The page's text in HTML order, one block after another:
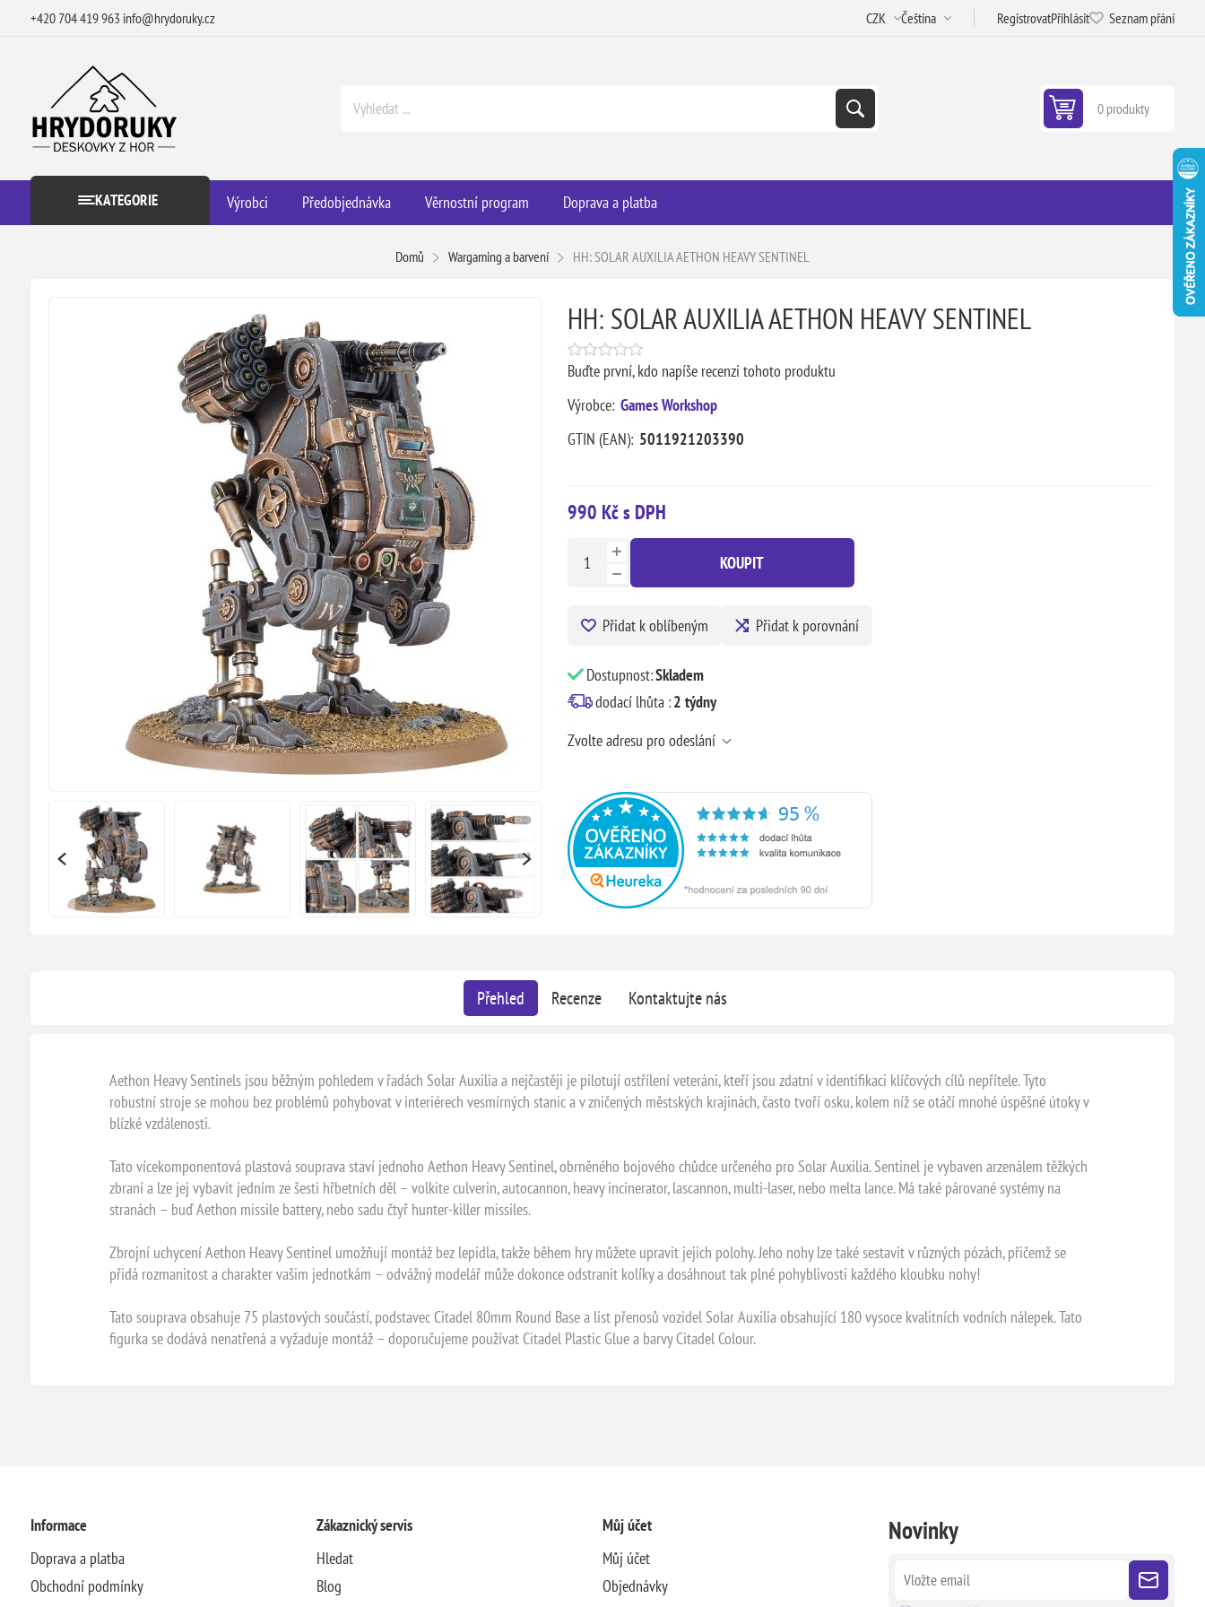
+420 704 419 963 info@hrydoruky.cz RegistrovatPřihlásit Seznam přání
0 produkty
KATEGORIE Výrobci Předobjednávka Věrnostní program Doprava a platba
Domů Wargaming a barvení HH: SOLAR AUXILIA AETHON HEAVY SENTINEL
HH: SOLAR AUXILIA AETHON HEAVY SENTINEL
Buďte první, kdo napíše recenzi tohoto produktu
Výrobce: Games Workshop
GTIN (EAN): 5011921203390
990 Kč s DPH
KOUPIT
Přidat k oblíbeným Přidat k porovnání
Dostupnost:Skladem
dodací lhůta :2 týdny
Zvolte adresu pro odeslání
Přehled Recenze Kontaktujte nás
Aethon Heavy Sentinels jsou běžným pohledem v řadách Solar Auxilia a nejčastěji je pilotují ostřílení veteráni, kteří jsou zdatní v identifikaci klíčových cílů nepřítele. Tyto
robustní stroje se mohou bez problémů pohybovat v interiérech vesmírných stanic a v zničených městských krajinách, často tvoří osku, kolem níž se otáčí mnohé úspěšné útoky v
blízké vzdálenosti.
Tato vícekomponentová plastová souprava staví jednoho Aethon Heavy Sentinel, obrněného bojového chůdce určeného pro Solar Auxilia. Sentinel je vybaven arzenálem těžkých
zbraní a lze jej vybavit jedním ze šesti hřbetních děl – volkite culverin, autocannon, heavy incinerator, lascannon, multi-laser, nebo melta lance. Má také párované systémy na
stranách – buď Aethon missile battery, nebo sadu čtyř hunter-killer missiles.
Zbrojní uchycení Aethon Heavy Sentinel umožňují montáž bez lepidla, takže během hry můžete upravit jejich polohy. Jeho nohy lze také sestavit v různých pózách, přičemž se
přidá rozmanitost a charakter vašim jednotkám – odvážný modelář může dokonce odstranit kolíky a dosáhnout tak plné pohyblivosti každého kloubku nohy!
Tato souprava obsahuje 75 plastových součástí, podstavec Citadel 80mm Round Base a list přenosů vozidel Solar Auxilia obsahující 180 vysoce kvalitních vodních nálepek. Tato
figurka se dodává nenatřená a vyžaduje montáž – doporučujeme používat Citadel Plastic Glue a barvy Citadel Colour.
Informace
Doprava a platba
Obchodní podmínky
Zákaznický servis
Hledat
Blog
Můj účet
Můj účet
Objednávky
Novinky